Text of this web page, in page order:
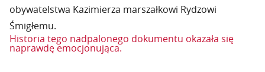
obywatelstwa Kazimierza marszałkowi Rydzowi
Śmigłemu.
Historia tego nadpalonego dokumentu okazała się
naprawdę emocjonująca.